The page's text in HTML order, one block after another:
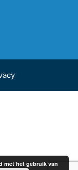
met het gebruik van